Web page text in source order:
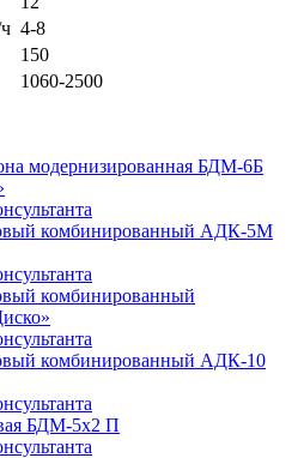
4-8
150
1060-2500
модернизированная БДМ-6Б
комбинированный АДК-5М
комбинированный
комбинированный АДК-10
БДМ-5х2 П